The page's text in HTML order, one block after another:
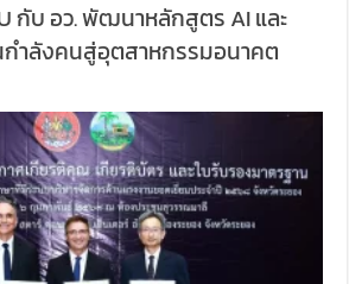
กับ อว. พัฒนาหลักสูตร AI และ
ำลังคนสู่อุตสาหกรรมอนาคต